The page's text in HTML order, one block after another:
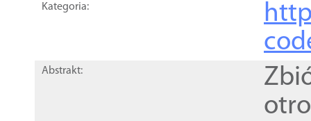
Kategoria:
Abstrakt: